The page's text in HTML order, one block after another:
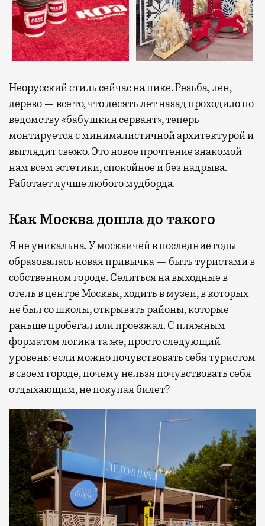
Неорусский стиль сейчас на пике. Резьба, лен,
дерево — все то, что десять лет назад проходило по
ведомству «бабушкин сервант», теперь
монтируется с минималистичной архитектурой и
выглядит свежо. Это новое прочтение знакомой
нам всем эстетики, спокойное и без надрыва.
Работает лучше любого мудборда.
Как Москва дошла до такого
Я не уникальна. У москвичей в последние годы
образовалась новая привычка — быть туристами в
собственном городе. Селиться на выходные в
отель в центре Москвы, ходить в музеи, в которых
не был со школы, открывать районы, которые
раньше пробегал или проезжал. С пляжным
форматом логика та же, просто следующий
уровень: если можно почувствовать себя туристом
в своем городе, почему нельзя почувствовать себя
отдыхающим, не покупая билет?